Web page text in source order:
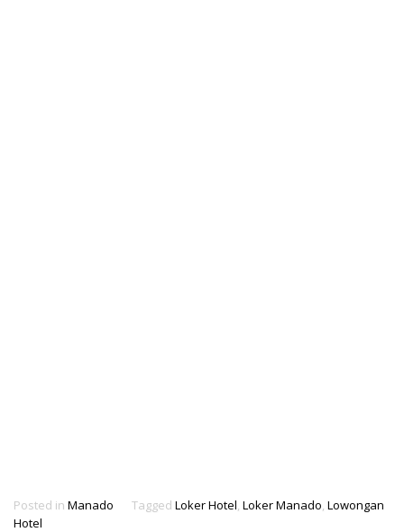
Posted in Manado Tagged Loker Hotel Loker Manado Lowongan
Hotel